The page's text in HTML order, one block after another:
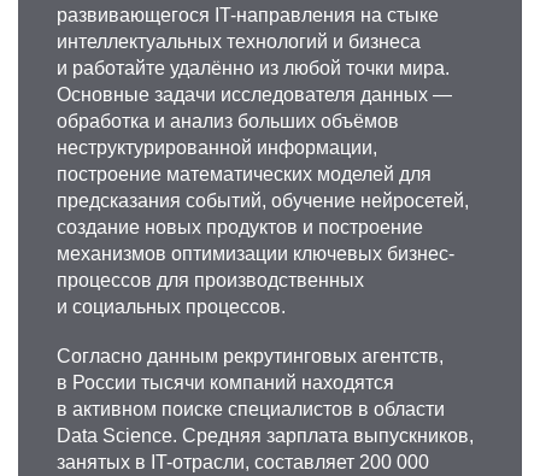
развивающегося IT-направления на стыке
интеллектуальных технологий и бизнеса
и работайте удалённо из любой точки мира.
Основные задачи исследователя данных —
обработка и анализ больших объёмов
неструктурированной информации,
построение математических моделей для
предсказания событий, обучение нейросетей,
создание новых продуктов и построение
механизмов оптимизации ключевых бизнес-
процессов для производственных
и социальных процессов.
Согласно данным рекрутинговых агентств,
в России тысячи компаний находятся
в активном поиске специалистов в области
Data Science. Средняя зарплата выпускников,
занятых в IT-отрасли, составляет 200 000